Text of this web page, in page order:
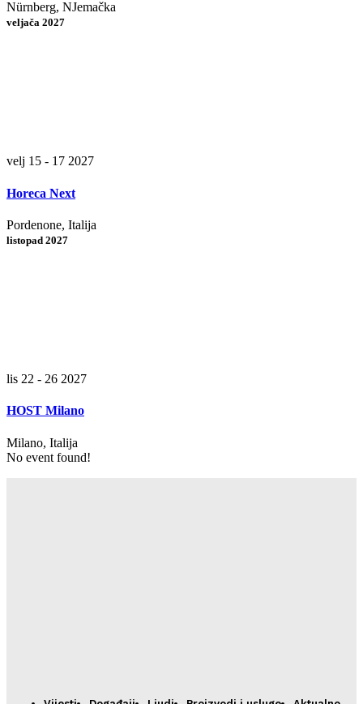
Nürnberg, NJemačka
veljača 2027
velj 15 - 17 2027
Horeca Next
Pordenone, Italija
listopad 2027
lis 22 - 26 2027
HOST Milano
Milano, Italija
No event found!